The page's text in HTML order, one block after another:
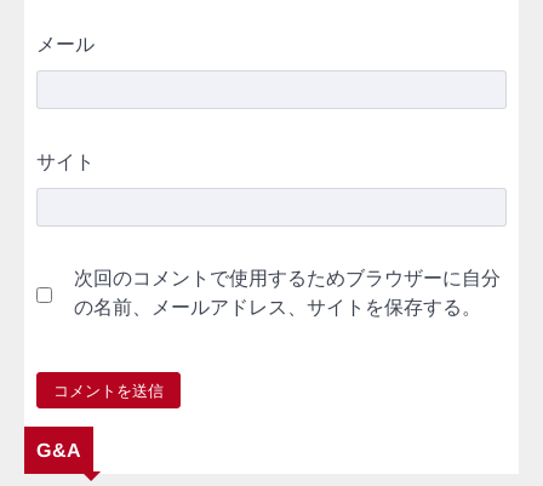
メール
サイト
次回のコメントで使用するためブラウザーに自分
の名前、メールアドレス、サイトを保存する。
G&A